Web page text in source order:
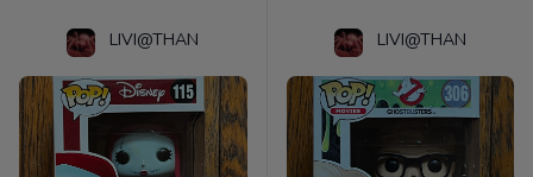
LIVI@THAN LIVI@THAN